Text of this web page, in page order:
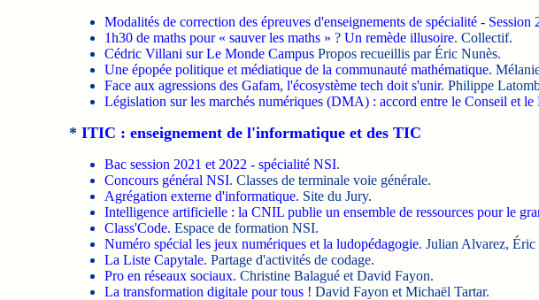
Modalités de correction des épreuves d'enseignements de spécialité - Session
1h30 de maths pour « sauver les maths » ? Un remède illusoire. Collectif.
Cédric Villani sur Le Monde CampusPropos recueillis par Éric Nunès.
Une épopée politique et médiatique de la communauté mathématique.
Face aux agressions des Gafam, l'écosystème tech doit s'unir. Philippe
Législation sur les marchés numériques (DMA) : accord entre le Conseil et le
* ITIC : enseignement de l'informatique et des TIC
Bac session 2021 et 2022 - spécialité NSI.
Concours général NSI. Classes de terminale voie générale.
Agrégation externe d'informatique. Site du Jury.
Intelligence artificielle : la CNIL publie un ensemble de ressources pour le
Class'Code. Espace de formation NSI.
Numéro spécial les jeux numériques et la ludopédagogie. Julian Alvarez, Éric
La Liste Capytale. Partage d'activités de codage.
Pro en réseaux sociaux. Christine Balagué et David Fayon.
La transformation digitale pour tous ! David Fayon et Michaël Tartar.